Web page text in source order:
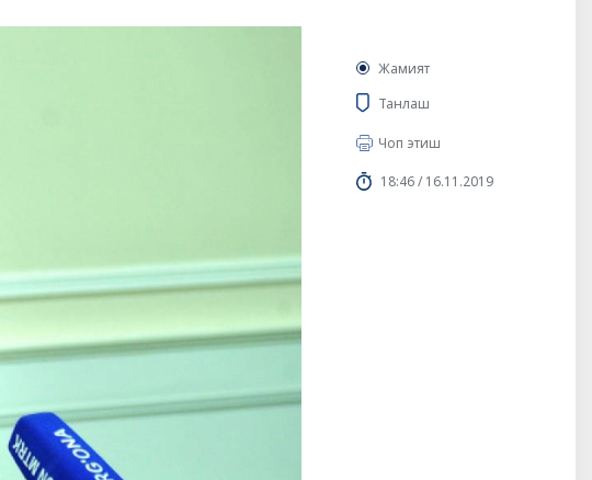
Жамият
Танлаш
Чоп этиш
18:46 / 16.11.2019